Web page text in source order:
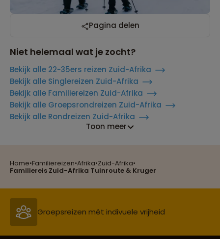
Home•Familiereizen•Afrika•Zuid-Afrika•
Familiereis Zuid-Afrika Tuinroute & Kruger
Pagina delen
Niet helemaal wat je zocht?
Bekijk alle 22-35ers reizen Zuid-Afrika
Bekijk alle Singlereizen Zuid-Afrika
Bekijk alle Familiereizen Zuid-Afrika
Bekijk alle Groepsrondreizen Zuid-Afrika
Bekijk alle Rondreizen Zuid-Afrika
Toon meer
Reizen met oog voor mens, cultuur en milieu
Groepsreizen mét indivuele vrijheid